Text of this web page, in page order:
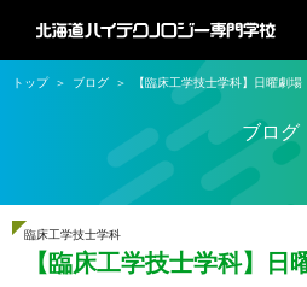
ブログ
トップ ブログ 【臨床工学技士学科】日曜劇
臨床工学技士学科
【臨床工学技士学科】日